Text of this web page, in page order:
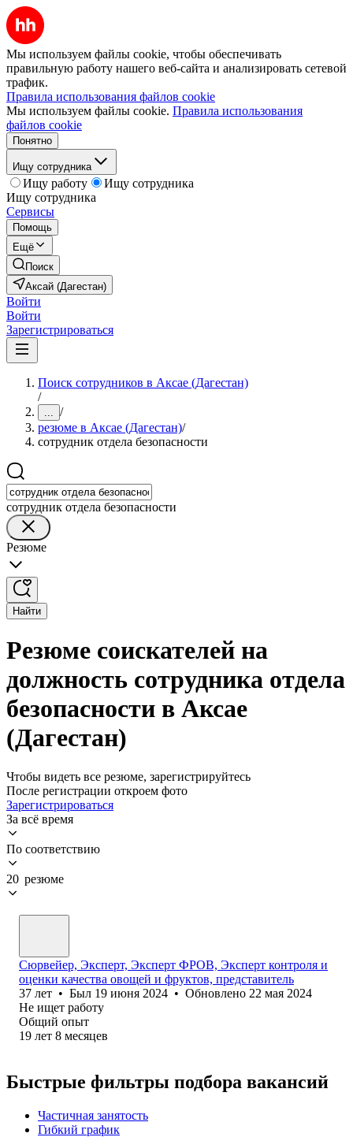
Мы используем файлы cookie, чтобы обеспечивать
правильную работу нашего веб-сайта и анализировать сетевой
трафик.
Правила использования файлов cookie
Мы используем файлы cookie. Правила использования
файлов cookie
Понятно
Ищу сотрудника
Ищу работу
Ищу сотрудника
Ищу сотрудника
Сервисы
Помощь
Ещё
Поиск
Аксай (Дагестан)
Войти
Войти
Зарегистрироваться
Поиск сотрудников в Аксае (Дагестан)
/
... /
резюме в Аксае (Дагестан)/
сотрудник отдела безопасности
сотрудник отдела безопасности
Резюме
Найти
Резюме соискателей на
должность сотрудника отдела
безопасности в Аксае
(Дагестан)
Чтобы видеть все резюме, зарегистрируйтесь
После регистрации откроем фото
Зарегистрироваться
За всё время
По соответствию
20 резюме
Сюрвейер, Эксперт, Эксперт ФРОВ, Эксперт контроля и
оценки качества овощей и фруктов, представитель
37 лет • Был 19 июня 2024 • Обновлено 22 мая 2024
Не ищет работу
Общий опыт
19 лет 8 месяцев
Быстрые фильтры подбора вакансий
Частичная занятость
Гибкий график